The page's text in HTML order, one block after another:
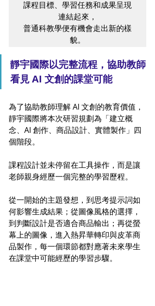
課程目標、學習任務和成果呈現
連結起來，
普通科教學便有機會走出新的樣
貌。
靜宇國際以完整流程，協助教師
看見 AI 文創的課堂可能
為了協助教師理解 AI 文創的教育價值，
靜宇國際將本次研習規劃為「建立概
念、AI 創作、商品設計、實體製作」四
個階段。
課程設計並未停留在工具操作，而是讓
老師親身經歷一個完整的學習歷程。
從一開始的主題發想，到思考提示詞如
何影響生成結果；從圖像風格的選擇，
到判斷設計是否適合商品輸出；再從螢
幕上的圖像，進入熱昇華轉印與皮革商
品製作，每一個環節都對應著未來學生
在課堂中可能經歷的學習步驟。